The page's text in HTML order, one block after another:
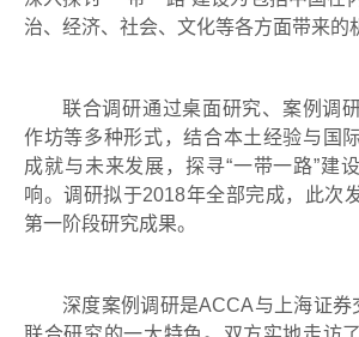
治、经济、社会、文化等各方面带来的
联合调研通过桌面研究、案例调
作坊等多种形式，结合本土经验与国
成就与未来发展，探寻“一带一路”建
响。调研拟于2018年全部完成，此次
第一阶段研究成果。
深度案例调研是ACCA与上海证券